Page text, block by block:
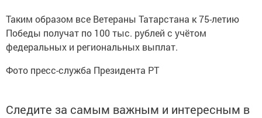
Таким образом все Ветераны Татарстана к 75-летию
Победы получат по 100 тыс. рублей с учётом
федеральных и региональных выплат.
Фото пресс-служба Президента РТ
Следите за самым важным и интересным в